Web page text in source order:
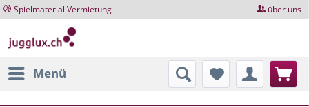
Spielmaterial Vermietung über uns
Menü